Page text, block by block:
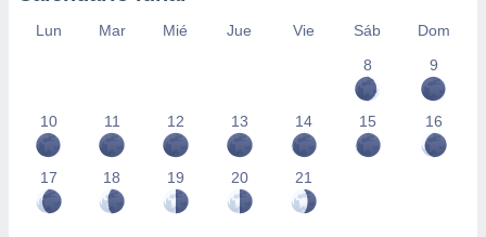
Lun Mar Mié Jue Vie Sáb
Dom
8
9
10 11 12 13 14 15 16
17 18 19 20 21